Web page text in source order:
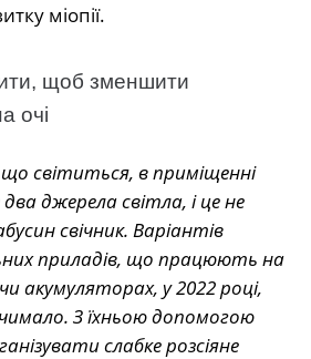
міопії.
щоб зменшити
очі
світиться, в приміщенні
джерела світла, і це не
свічник. Варіантів
приладів, що працюють на
акумуляторах, у 2022 році,
З їхньою допомогою
слабке розсіяне